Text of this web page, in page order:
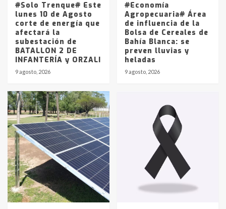
#Solo Trenque# Este
lunes 10 de Agosto
corte de energía que
afectará la
subestación de
BATALLON 2 DE
INFANTERÍA y ORZALI
9 agosto, 2026
#Economía
Agropecuaria# Área
de influencia de la
Bolsa de Cereales de
Bahía Blanca: se
preven lluvias y
heladas
9 agosto, 2026